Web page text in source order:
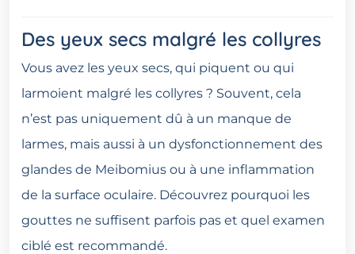
Des yeux secs malgré les collyres
Vous avez les yeux secs, qui piquent ou qui
larmoient malgré les collyres ? Souvent, cela
n’est pas uniquement dû à un manque de
larmes, mais aussi à un dysfonctionnement des
glandes de Meibomius ou à une inflammation
de la surface oculaire. Découvrez pourquoi les
gouttes ne suffisent parfois pas et quel examen
ciblé est recommandé.